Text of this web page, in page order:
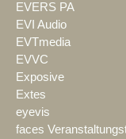
EVERS PA
EVI Audio
EVTmedia
EVVC
Exposive
Extes
eyevis
faces